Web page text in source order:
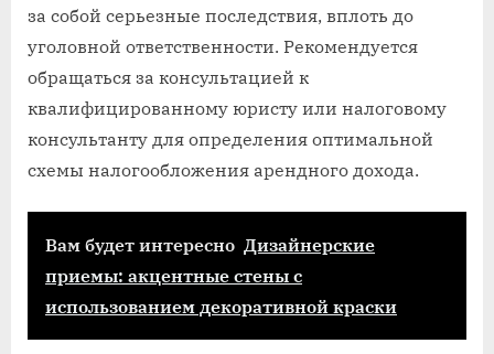
за собой серьезные последствия, вплоть до
уголовной ответственности. Рекомендуется
обращаться за консультацией к
квалифицированному юристу или налоговому
консультанту для определения оптимальной
схемы налогообложения арендного дохода.
Вам будет интересно Дизайнерские
приемы: акцентные стены с
использованием декоративной краски